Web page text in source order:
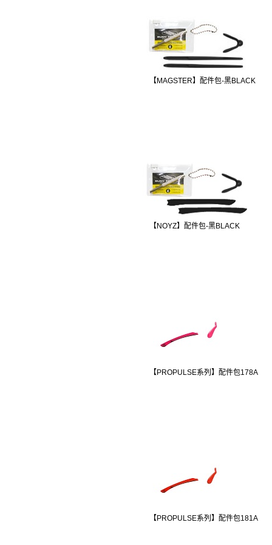
【MAGSTER】配件包-黑BLACK
【NOYZ】配件包-黑BLACK
【PROPULSE系列】配件包178A
【PROPULSE系列】配件包181A